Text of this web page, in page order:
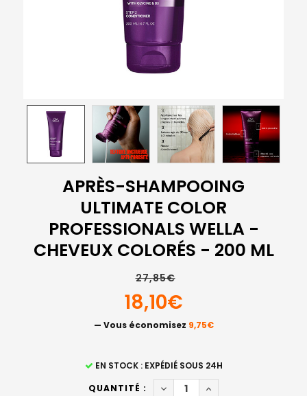
APRÈS-SHAMPOOING
ULTIMATE COLOR
PROFESSIONALS WELLA -
CHEVEUX COLORÉS - 200 ML
27,85€
18,10€
— Vous économisez 9,75€
EN STOCK : EXPÉDIÉ SOUS 24H
QUANTITÉ :
DIMINUER LA QUANTITÉ DE
AUGMENTER LA